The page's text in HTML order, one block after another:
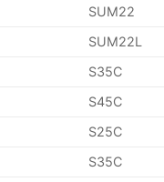
SUM22
SUM22L
S35C
S45C
S25C
S35C